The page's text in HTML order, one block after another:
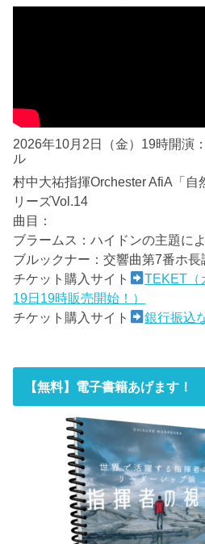
2026年10月2日（金）19時開演
ル
村中大祐指揮Orchester AfiA「自
リーズVol.14
曲目：
ブラームス：ハイドンの主題に
ブルックナー：交響曲第7番ホ長
チケット購入サイト
TEKET（
19日19時販売開始！）
チケット購入サイト
銀行振込
【無料】電子書籍あげます！